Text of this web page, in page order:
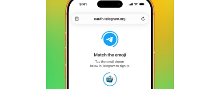
一键登录功能全面解析